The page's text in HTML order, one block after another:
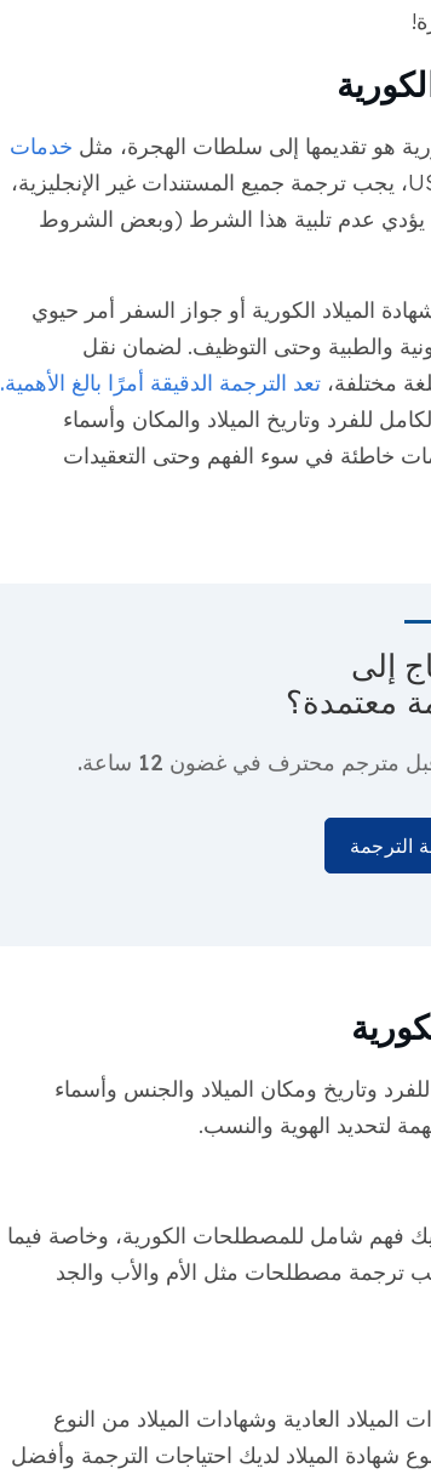
هو تقديمها إلى سلطات الهجرة، مثل خدمات
وفقًا لـ USCIS، يجب ترجمة جميع المستندات غير الإنجليزية،
قد يؤدي عدم تلبية هذا الشرط (وبعض الشروط
الميلاد الكورية أو جواز السفر أمر حيوي
والطبية وحتى التوظيف. لضمان نقل
مختلفة،تعد الترجمة الدقيقة أمرًا بالغ الأهمية.
للفرد وتاريخ الميلاد والمكان وأسماء
خاطئة في سوء الفهم وحتى التعقيدات
إلى
معتمدة؟
مترجم محترف في غضون 12 ساعة.
الترجمة
وتاريخ ومكان الميلاد والجنس وأسماء
لتحديد الهوية والنسب.
فهم شامل للمصطلحات الكورية، وخاصة فيما
ترجمة مصطلحات مثل الأم والأب والجد
الميلاد العادية وشهادات الميلاد من النوع
شهادة الميلاد لديك احتياجات الترجمة وأفضل